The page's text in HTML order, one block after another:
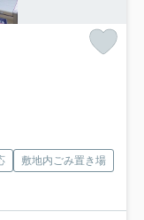
敷地内ごみ置き場